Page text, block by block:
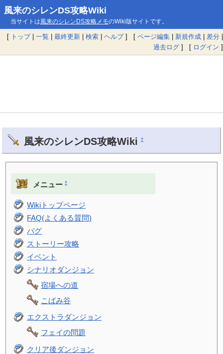
風来のシレンDS攻略Wiki
当サイトは風来のシレンDS攻略メモのWiki版サイトです。
[ トップ| 一覧 | 最終更新 | 検索 | ヘルプ] [ ページ編集 | 新規作成 | 差分 |
過去ログ ] [ ログイン ]
風来のシレンDS攻略Wiki †
メニュー †
Wikiトップページ
FAQ(よくある質問)
バグ
ストーリー攻略
イベント
シナリオダンジョン
宿場への道
こばみ谷
エクストラダンジョン
フェイの問題
クリア後ダンジョン